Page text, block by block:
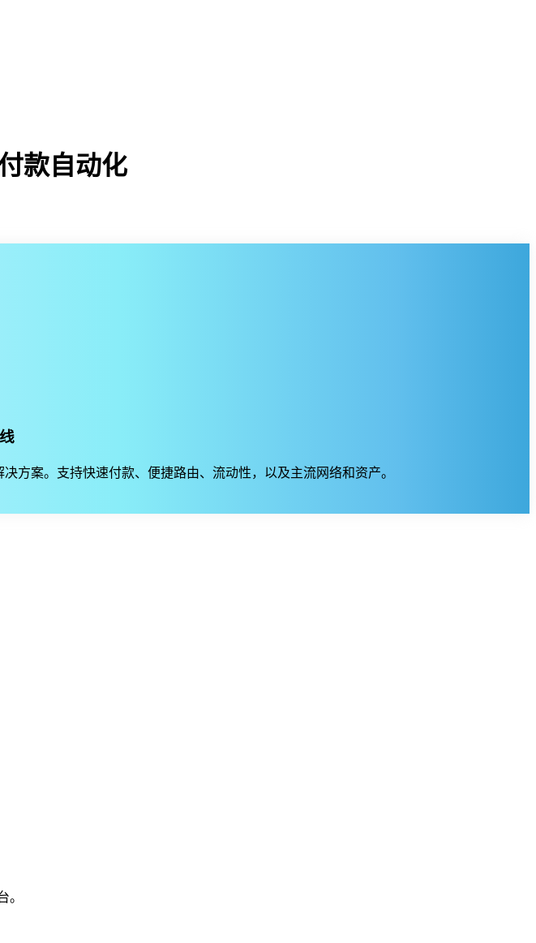
款自动化
方案。支持快速付款、便捷路由、流动性，以及主流网络和资产。
。